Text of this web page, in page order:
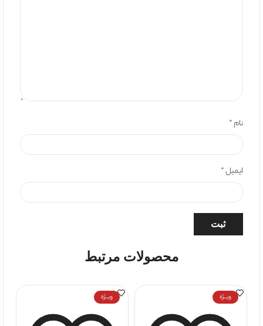
نام*
ایمیل*
محصولات مرتبط
ویــژه ویــژه